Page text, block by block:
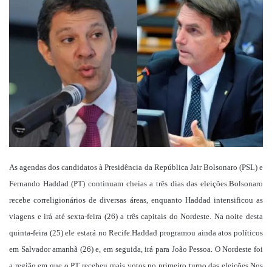
mail
As agendas dos candidatos à Presidência da República Jair Bolsonaro (PSL) e
Fernando Haddad (PT) continuam cheias a três dias das eleições.Bolsonaro
recebe correligionários de diversas áreas, enquanto Haddad intensificou as
viagens e irá até sexta-feira (26) a três capitais do Nordeste. Na noite desta
quinta-feira (25) ele estará no Recife.Haddad programou ainda atos políticos
em Salvador amanhã (26) e, em seguida, irá para João Pessoa. O Nordeste foi